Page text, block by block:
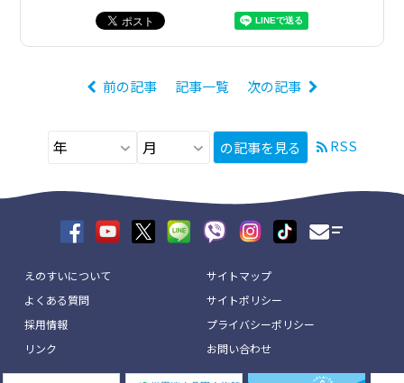
前の記事 記事一覧 次の記事
の記事を見る RSS
えのすいについて
よくある質問
採用情報
リンク
サイトマップ
サイトポリシー
プライバシーポリシー
お問い合わせ